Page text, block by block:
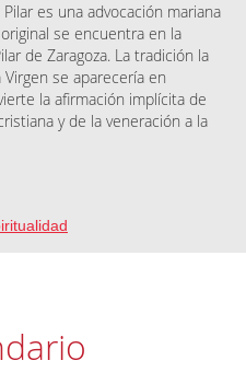
es una advocación mariana
se encuentra en la
de Zaragoza. La tradición la
se aparecería en
la afirmación implícita de
y de la veneración a la